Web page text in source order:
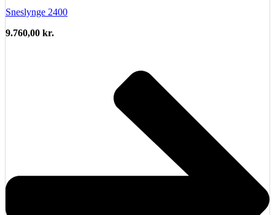
Sneslynge 2400
9.760,00 kr.